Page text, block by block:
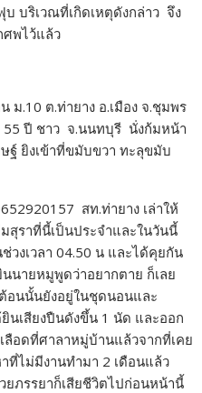
บ บริเวณที่เกิดเหตุดังกล่าว จึง
พไว้แล้ว
ม.10 ต.ท่ายาง อ.เมือง จ.ชุมพร
55 ปี ชาว จ.นนทบุรี นั่งก้มหน้า
ฐ์ ยิงเข้าที่ขมับขวา ทะลุขมับ
สท.ท่ายาง เล่าให้
สุราที่นี้เป็นประจำและในวันนี้
งเวลา 04.50 น และได้คุยกัน
นายหมูพูดว่าอยากตาย ก็เลย
อนนั้นยังอยู่ในชุดนอนและ
นเสียงปืนดังขึ้น 1 นัด และออก
อดที่ศาลาหมู่บ้านแล้วจากที่เคย
ที่ไม่มีงานทำมา 2 เดือนแล้ว
ภรรยาก็เสียชีวิตไปก่อนหน้านี้